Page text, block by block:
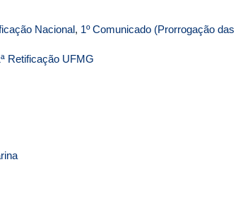
Nacional, 1º Comunicado (Prorrogação das
Retificação UFMG